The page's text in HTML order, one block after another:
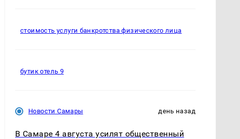
стоимость услуги банкротства физического лица
бутик отель 9
Новости Самары день назад
В Самаре 4 августа усилят общественный